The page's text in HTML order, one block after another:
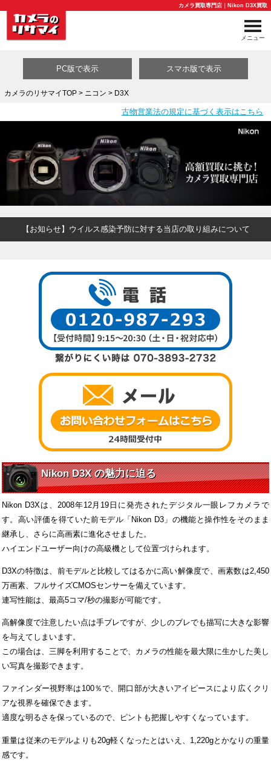
カメラ買取専門店｜Nikon D3X買取
メニュー
買取カテゴリ一覧
PC版で表示 スマホ版で表示
カメラのリサマイTOP> ニコン > D3X
古物営業法の規定に基づく表示はこちら
【お知らせ】ウイルス感染予防に対する当店の取り組みについて
Nikon D3X の魅力に迫る
Nikon D3Xは、2008年12月19日に発売されたデジタル一眼レフカメラで
す。高い評価を得ていた前モデル「Nikon D3」の機能と操作性をそのまま
継承し、さらに高画素に進化させました。
ハイエンドユーザー向けの高級機として位置づけられます。
D3Xの特徴は、前モデルと比較してはるかに高い解像度で、画素数は2,450
万画素、フルサイズCMOSセンサーを備えています。
連写性能は、最高5コマ/秒の撮影が可能です。
高解像度で注意したい点は手ブレですが、少しのブレでも描写に大きな影響
を与えてしまいます。
この場合は、三脚を利用することで、カメラの性能を最大限に生かした美し
い写真を撮影できます。
ファインダー視野率は100％で、開口部が大きいアイピースにより広くクリ
アな視界を確保できます。
適度な明るさを保っているので、ピントも把握しやすくなっています。
重量は従来のモデルよりも20g軽くなったとはいえ、1,220gとかなりの重量
感です。